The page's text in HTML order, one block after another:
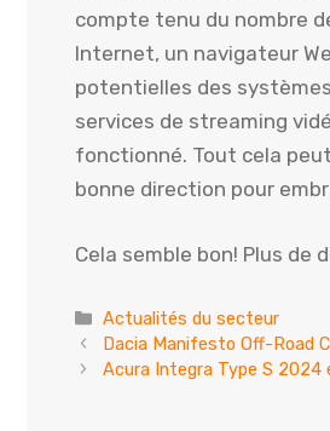
compte tenu du nombre
Internet, un navigateur
potentielles des
services de streaming
fonctionné. Tout cela
bonne direction pour
Cela semble bon! Plus de
Catégories
Actualités du secteur
Dacia Manifesto Off-Road
Acura Integra Type S 2024